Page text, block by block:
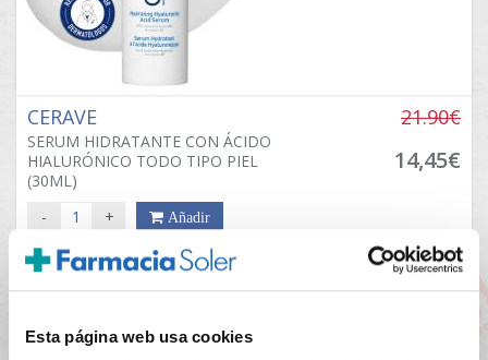
Esta página web usa cookies
CERAVE
SERUM HIDRATANTE CON ÁCIDO
HIALURÓNICO TODO TIPO PIEL
(30ML)
21.90€
14,45€
- + Añadir